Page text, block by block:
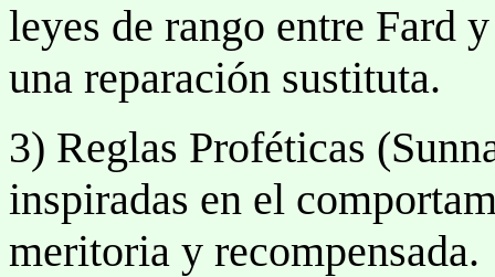
leyes de rango entre Fard
una reparación sustituta.
3) Reglas Proféticas
inspiradas en el
meritoria y recompensada.